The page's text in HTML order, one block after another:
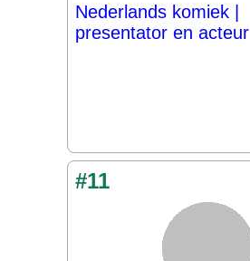
Nederlands komiek |
presentator en acteur
#11